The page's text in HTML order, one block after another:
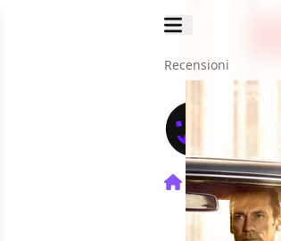
Recensioni
Home TV